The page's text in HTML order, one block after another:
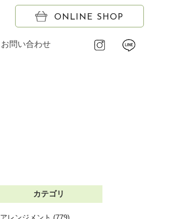
ONLINE SHOP
お問い合わせ
カテゴリ
アレンジメント (779)